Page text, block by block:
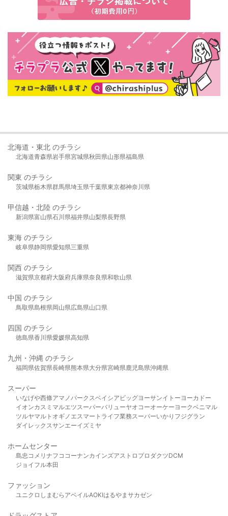
北海道・東北 のチラシ
北海道青森県岩手県宮城県秋田県山形県福島県
関東 のチラシ
茨城県栃木県群馬県埼玉県千葉県東京都神奈川県
甲信越・北陸 のチラシ
新潟県富山県石川県福井県山梨県長野県
東海 のチラシ
岐阜県静岡県愛知県三重県
関西 のチラシ
滋賀県京都府大阪府兵庫県奈良県和歌山県
中国 のチラシ
鳥取県島根県岡山県広島県山口県
四国 のチラシ
徳島県香川県愛媛県高知県
九州・沖縄 のチラシ
福岡県佐賀県長崎県熊本県大分県宮崎県鹿児島県沖縄県
スーパー
いなげや西條アマノパークスベイシア ビッグヨーサンイトーヨーカドー
イオンカスミ マルエツスーパーバリューヤオコーオーケー ヨークベニマル
ツルヤマルト オギノ エスマート ライフ業務スーパーいかり フジグラン
ダイレックスサンエーイズミヤ
ホームセンター
島忠 コメリ ナフコ コーナンカインズアストロプロダクツDCM
ジョイフル本田
ファッション
ユニクロ しまむら アベイルAOKIはるやま サカゼン